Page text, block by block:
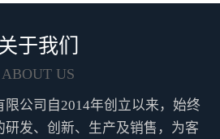
于我们
ABOUT US
公司自2014年创立以来，始终
研发、创新、生产及销售，为客